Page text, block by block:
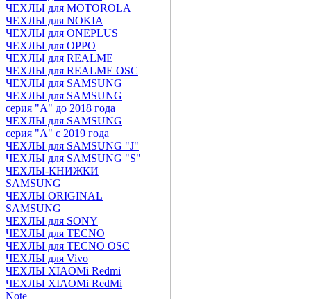
ЧЕХЛЫ для MOTOROLA
ЧЕХЛЫ для NOKIA
ЧЕХЛЫ для ONEPLUS
ЧЕХЛЫ для OPPO
ЧЕХЛЫ для REALME
ЧЕХЛЫ для REALME OSC
ЧЕХЛЫ для SAMSUNG
ЧЕХЛЫ для SAMSUNG
серия "A" до 2018 года
ЧЕХЛЫ для SAMSUNG
серия "A" с 2019 года
ЧЕХЛЫ для SAMSUNG "J"
ЧЕХЛЫ для SAMSUNG "S"
ЧЕХЛЫ-КНИЖКИ
SAMSUNG
ЧЕХЛЫ ORIGINAL
SAMSUNG
ЧЕХЛЫ для SONY
ЧЕХЛЫ для TECNO
ЧЕХЛЫ для TECNO OSC
ЧЕХЛЫ для Vivo
ЧЕХЛЫ XIAOMi Redmi
ЧЕХЛЫ XIAOMi RedMi
Note